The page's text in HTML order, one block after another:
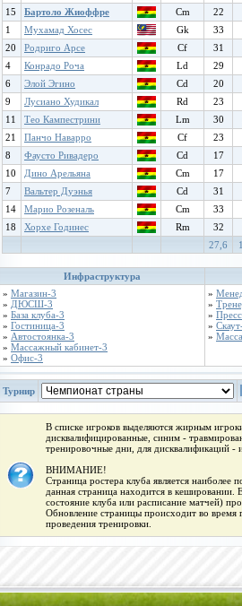
15
Бартоло Жиоффре Cm 22
1
Мухамад Хосес Gk 33
20
Родриго Арсе Cf 31
4
Конрадо Роча Ld 29
6
Элой Эгино Cd 20
9
Лусиано Худикал Rd 23
11
Тео Кампестрини Lm 30
21
Панчо Наварро Cf 23
8
Фаусто Ривадеро Cd 17
10
Дино Арельяна Cm 17
7
Вальтер Дуэнья Cd 31
14
Марио Розеналь Cm 33
18
Хорхе Годинес Rm 32
27,6
Инфраструктура
» Магазин-3
» ДЮСШ-3
» База клуба-3
» Гостиница-3
» Автостоянка-3
» Массажный кабинет-3
» Офис-3
»
»
»
»
»
Турнир
В списке игроков выделяются жирным
дисквалифицированные, синим -
тренировочные дни, для дисквалификаций -
ВНИМАНИЕ!
Страница ростера клуба является наиболее
данная страница находится в кешировании.
состояние клуба или расписание матчей)
Обновление страницы происходит во время
проведения тренировки.